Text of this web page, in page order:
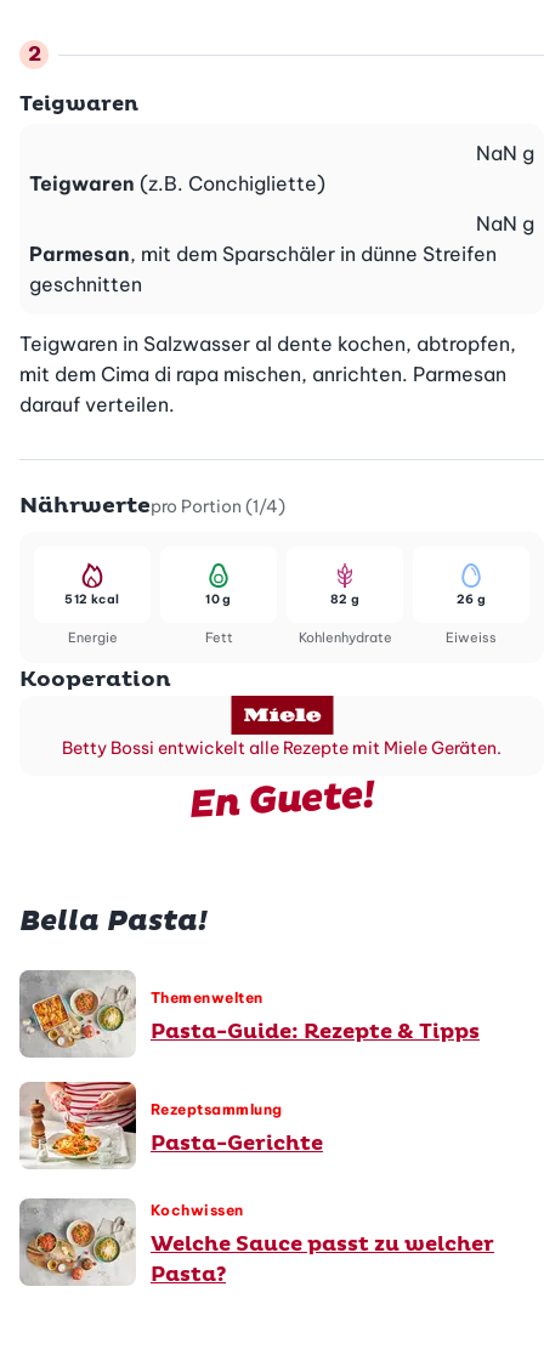
Teigwaren
Teigwaren (z.B. Conchigliette)
NaN g
Parmesan, mit dem Sparschäler in dünne Streifen
geschnitten
NaN g
Teigwaren in Salzwasser al dente kochen, abtropfen,
mit dem Cima di rapa mischen, anrichten. Parmesan
darauf verteilen.
Nährwertepro Portion (1/4)
Energie
512 kcal
Fett
10 g
Kohlenhydrate
82 g
Eiweiss
26 g
Kooperation
Betty Bossi entwickelt alle Rezepte mit Miele Geräten.
En Guete!
Bella Pasta!
Themenwelten
Pasta-Guide: Rezepte & Tipps
Rezeptsammlung
Pasta-Gerichte
Kochwissen
Welche Sauce passt zu welcher
Pasta?